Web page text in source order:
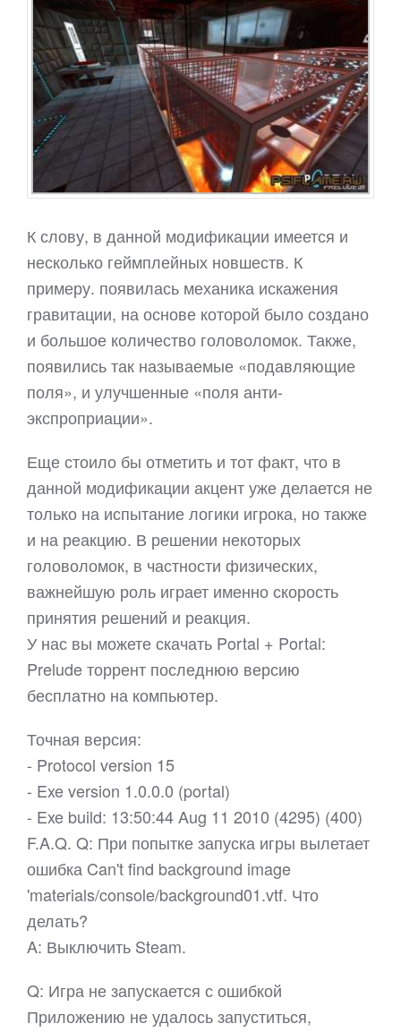
К слову, в данной модификации имеется и
несколько геймплейных новшеств. К
примеру. появилась механика искажения
гравитации, на основе которой было создано
и большое количество головоломок. Также,
появились так называемые «подавляющие
поля», и улучшенные «поля анти-
экспроприации».
Еще стоило бы отметить и тот факт, что в
данной модификации акцент уже делается не
только на испытание логики игрока, но также
и на реакцию. В решении некоторых
головоломок, в частности физических,
важнейшую роль играет именно скорость
принятия решений и реакция.
У нас вы можете скачать Portal + Portal:
Prelude торрент последнюю версию
бесплатно на компьютер.
Точная версия:
- Protocol version 15
- Exe version 1.0.0.0 (portal)
- Exe build: 13:50:44 Aug 11 2010 (4295) (400)
F.A.Q. Q: При попытке запуска игры вылетает
ошибка Can't find background image
'materials/console/background01.vtf. Что
делать?
A: Выключить Steam.
Q: Игра не запускается с ошибкой
Приложению не удалось запуститься,